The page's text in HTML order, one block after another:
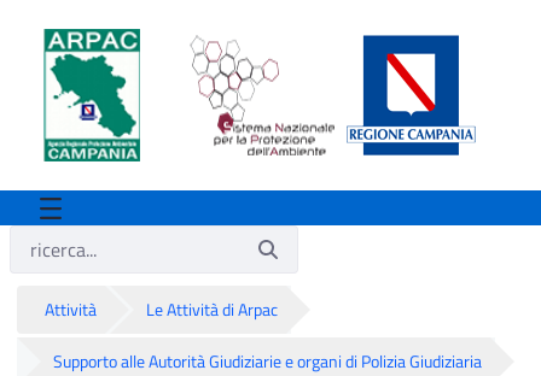
Attività Le Attività di Arpac
Supporto alle Autorità Giudiziarie e organi di Polizia Giudiziaria